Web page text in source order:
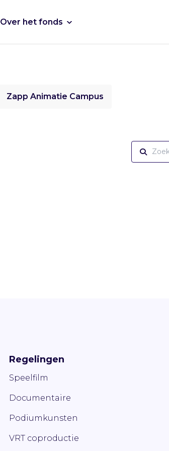
Over het fonds
Zapp Animatie Campus
Regelingen
Speelfilm
Documentaire
Podiumkunsten
VRT coproductie